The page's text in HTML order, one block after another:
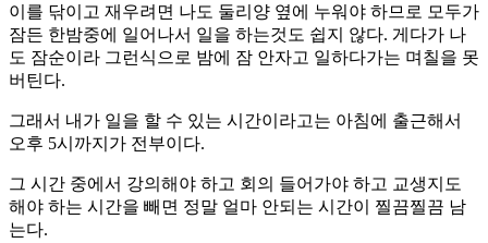
이를 닦이고 재우려면 나도 둘리양 옆에 누워야 하므로 모두가
잠든 한밤중에 일어나서 일을 하는것도 쉽지 않다. 게다가 나
도 잠순이라 그런식으로 밤에 잠 안자고 일하다가는 며칠을 못
버틴다.
그래서 내가 일을 할 수 있는 시간이라고는 아침에 출근해서
오후 5시까지가 전부이다.
그 시간 중에서 강의해야 하고 회의 들어가야 하고 교생지도
해야 하는 시간을 빼면 정말 얼마 안되는 시간이 찔끔찔끔 남
는다.